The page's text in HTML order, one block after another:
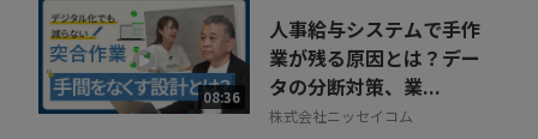
08:36
人事給与システムで手作
業が残る原因とは？デー
タの分断対策、業...
株式会社ニッセイコム